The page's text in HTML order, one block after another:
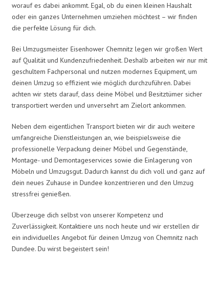
worauf es dabei ankommt. Egal, ob du einen kleinen Haushalt
oder ein ganzes Unternehmen umziehen möchtest – wir finden
die perfekte Lösung für dich.
Bei Umzugsmeister Eisenhower Chemnitz legen wir großen Wert
auf Qualität und Kundenzufriedenheit. Deshalb arbeiten wir nur mit
geschultem Fachpersonal und nutzen modernes Equipment, um
deinen Umzug so effizient wie möglich durchzuführen. Dabei
achten wir stets darauf, dass deine Möbel und Besitztümer sicher
transportiert werden und unversehrt am Zielort ankommen.
Neben dem eigentlichen Transport bieten wir dir auch weitere
umfangreiche Dienstleistungen an, wie beispielsweise die
professionelle Verpackung deiner Möbel und Gegenstände,
Montage- und Demontageservices sowie die Einlagerung von
Möbeln und Umzugsgut. Dadurch kannst du dich voll und ganz auf
dein neues Zuhause in Dundee konzentrieren und den Umzug
stressfrei genießen.
Überzeuge dich selbst von unserer Kompetenz und
Zuverlässigkeit. Kontaktiere uns noch heute und wir erstellen dir
ein individuelles Angebot für deinen Umzug von Chemnitz nach
Dundee. Du wirst begeistert sein!